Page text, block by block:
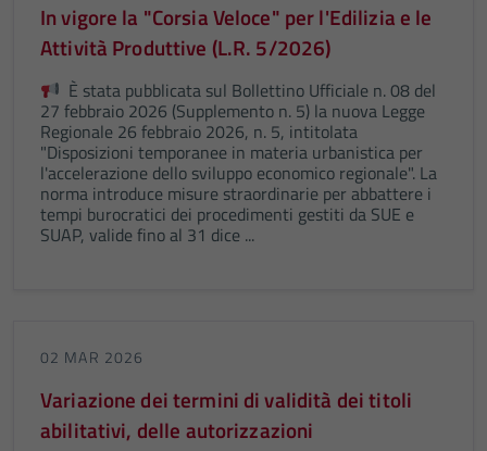
In vigore la "Corsia Veloce" per l'Edilizia e le
Attività Produttive (L.R. 5/2026)
È stata pubblicata sul Bollettino Ufficiale n. 08 del
27 febbraio 2026 (Supplemento n. 5) la nuova Legge
Regionale 26 febbraio 2026, n. 5, intitolata
"Disposizioni temporanee in materia urbanistica per
l'accelerazione dello sviluppo economico regionale". La
norma introduce misure straordinarie per abbattere i
tempi burocratici dei procedimenti gestiti da SUE e
SUAP, valide fino al 31 dice ...
02 MAR 2026
Variazione dei termini di validità dei titoli
abilitativi, delle autorizzazioni